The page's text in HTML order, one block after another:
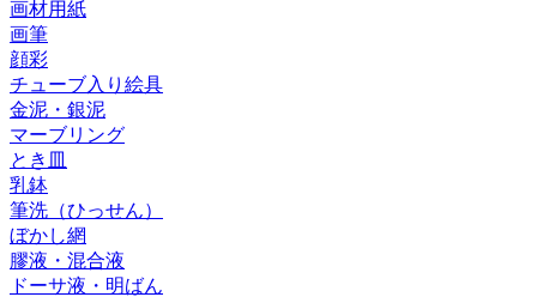
画材用紙
画筆
顔彩
チューブ入り絵具
金泥・銀泥
マーブリング
とき皿
乳鉢
筆洗（ひっせん）
ぼかし網
膠液・混合液
ドーサ液・明ばん